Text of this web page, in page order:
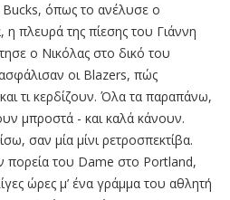
Bucks, όπως το ανέλυσε ο
πλευρά της πίεσης του Γιάννη
ο Νικόλας στο δικό του
οι Blazers, πώς
τι κερδίζουν. Όλα τα παραπάνω,
μπροστά - και καλά κάνουν.
σαν μία μίνι ρετροσπεκτίβα.
πορεία του Dame στο Portland,
ώρες μ’ ένα γράμμα του αθλητή